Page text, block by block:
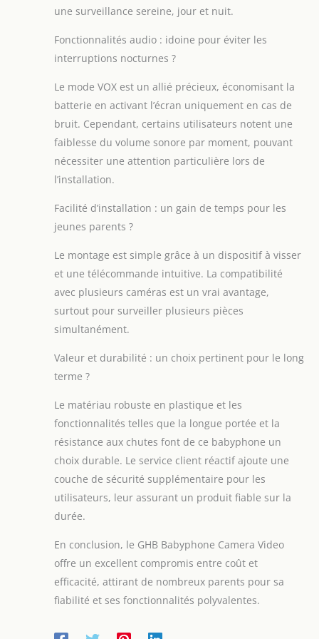
service client pour
confirmer les
modèles
compatibles Vision
cristal - De jour
comme de nuit :
regardez votre
bébé avec une
qualité HD 720P
nette sur l'écran
des couleurs vives
l'obscurité totale –
grâce à la vision
nocturne
infrarouge
automatique, vous
clairement et
optimisée assure
une excellente
qualité d'image,
même si aucune
lumière ne brûle,
ce qui vous
permet de dormir
votre bébé en
toute sécurité
batterie
extrêmement
une surveillance sereine, jour et nuit.
Fonctionnalités audio : idoine pour éviter les
interruptions nocturnes ?
Le mode VOX est un allié précieux, économisant la
batterie en activant l’écran uniquement en cas de
bruit. Cependant, certains utilisateurs notent une
faiblesse du volume sonore par moment, pouvant
nécessiter une attention particulière lors de
l’installation.
Facilité d’installation : un gain de temps pour les
jeunes parents ?
Le montage est simple grâce à un dispositif à visser
et une télécommande intuitive. La compatibilité
avec plusieurs caméras est un vrai avantage,
surtout pour surveiller plusieurs pièces
simultanément.
Valeur et durabilité : un choix pertinent pour le long
terme ?
Le matériau robuste en plastique et les
fonctionnalités telles que la longue portée et la
résistance aux chutes font de ce babyphone un
choix durable. Le service client réactif ajoute une
couche de sécurité supplémentaire pour les
utilisateurs, leur assurant un produit fiable sur la
durée.
En conclusion, le GHB Babyphone Camera Video
offre un excellent compromis entre coût et
efficacité, attirant de nombreux parents pour sa
fiabilité et ses fonctionnalités polyvalentes.